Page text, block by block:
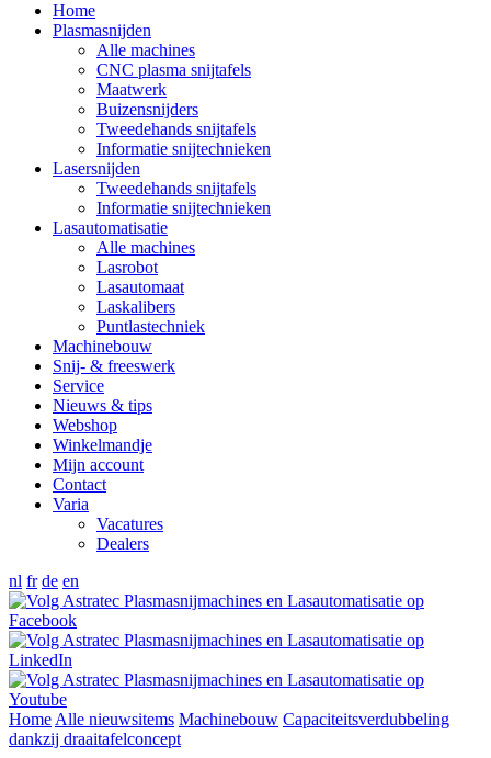
Home
Plasmasnijden
Alle machines
CNC plasma snijtafels
Maatwerk
Buizensnijders
Tweedehands snijtafels
Informatie snijtechnieken
Lasersnijden
Tweedehands snijtafels
Informatie snijtechnieken
Lasautomatisatie
Alle machines
Lasrobot
Lasautomaat
Laskalibers
Puntlastechniek
Machinebouw
Snij- & freeswerk
Service
Nieuws & tips
Webshop
Winkelmandje
Mijn account
Contact
Varia
Vacatures
Dealers
nl fr de en
Home Alle nieuwsitems Machinebouw Capaciteitsverdubbeling
dankzij draaitafelconcept